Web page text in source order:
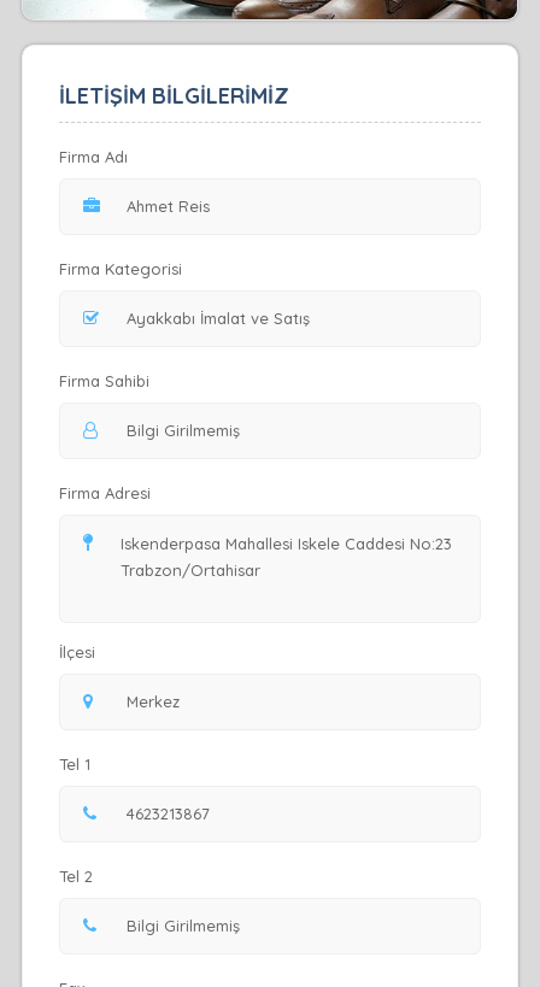
İLETİŞİM BİLGİLERİMİZ
Firma Adı
Firma Kategorisi
Firma Sahibi
Firma Adresi
İlçesi
Tel 1
Tel 2